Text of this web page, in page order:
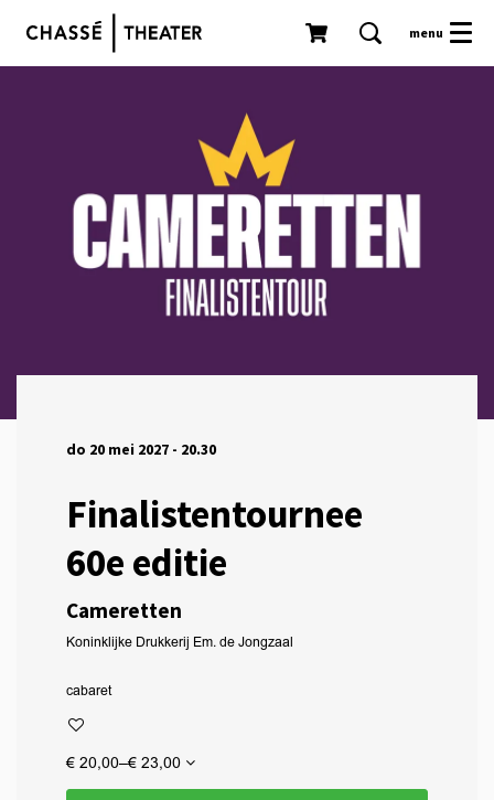
menu
Finalistentournee
60e editie
Cameretten
do 20 mei 2027 - 20.30
Koninklijke Drukkerij Em. de Jongzaal
cabaret
€ 20,00–€ 23,00